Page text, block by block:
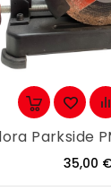
Parkside
Precio
35,00